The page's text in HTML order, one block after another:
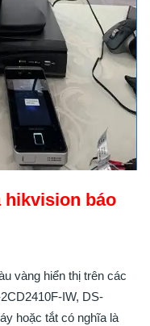
hikvision báo
vàng hiển thị trên các
IW, DS-
hoặc tắt có nghĩa là